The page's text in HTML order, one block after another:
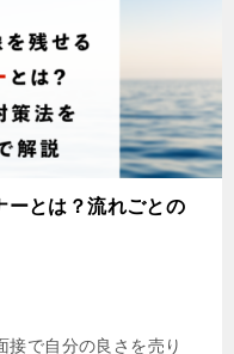
ーとは？流れごとの
接で自分の良さを売り